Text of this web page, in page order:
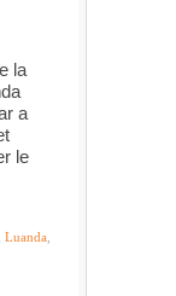
la
a
le
Luanda